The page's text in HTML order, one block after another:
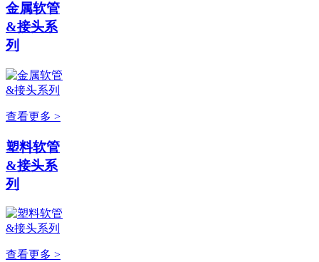
金属软管
&接头系
列
查看更多 >
塑料软管
&接头系
列
查看更多 >